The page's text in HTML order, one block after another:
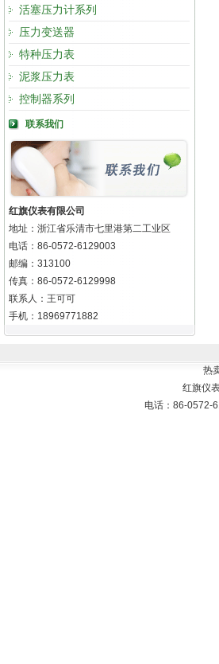
活塞压力计系列
压力变送器
特种压力表
泥浆压力表
控制器系列
联系我们
红旗仪表有限公司
地址：浙江省乐清市七里港第二工业区
电话：86-0572-6129003
邮编：313100
传真：86-0572-6129998
联系人：王可可
手机：18969771882
热
红旗仪
电话：86-0572-